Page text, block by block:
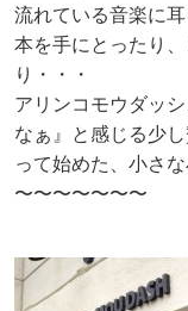
流れている音楽に
本を手にとったり
り・・・
アリンコモウダッ
なぁ』と感じる少
って始めた、小さな
〜〜〜〜〜〜〜